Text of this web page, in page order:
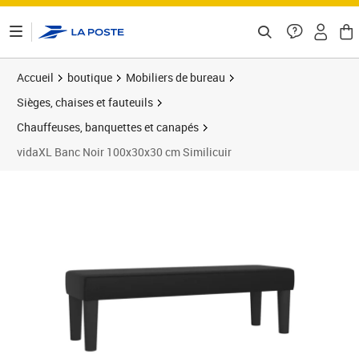
Accueil boutique
Mobiliers de bureau
Sièges, chaises et fauteuils
Chauffeuses, banquettes et canapés
vidaXL Banc Noir 100x30x30 cm Similicuir